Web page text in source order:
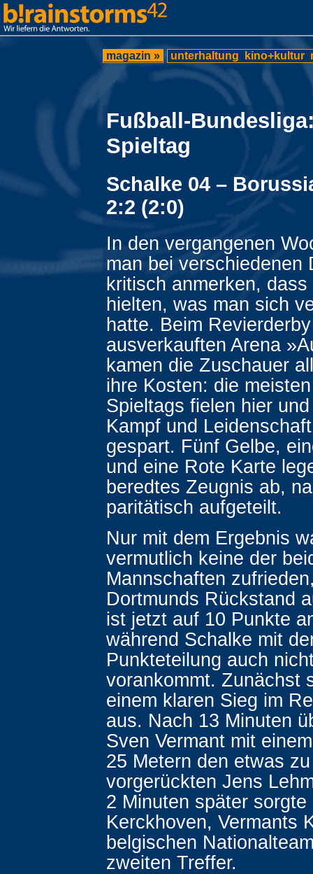
magazin » unterhaltung kino+kultur
Fußball-
Spieltag
Schalke 04 –
2:2 (2:0)
In den vergangenen
man bei verschiedenen
kritisch anmerken,
hielten, was man sich
hatte. Beim
ausverkauften Arena
kamen die Zuschauer
ihre Kosten: die
Spieltags fielen hier
Kampf und
gespart. Fünf Gelbe,
und eine Rote Karte
beredtes Zeugnis ab,
paritätisch aufgeteilt.
Nur mit dem Ergebnis
vermutlich keine der
Mannschaften
Dortmunds Rückstand
ist jetzt auf 10 Punkte
während Schalke mit
Punkteteilung auch
vorankommt. Zunächst
einem klaren Sieg im
aus. Nach 13 Minuten
Sven Vermant mit
25 Metern den etwas
vorgerückten Jens
2 Minuten später
Kerckhoven, Vermants
belgischen
zweiten Treffer.